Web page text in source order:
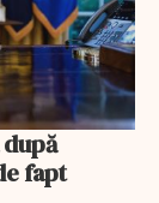
fapt